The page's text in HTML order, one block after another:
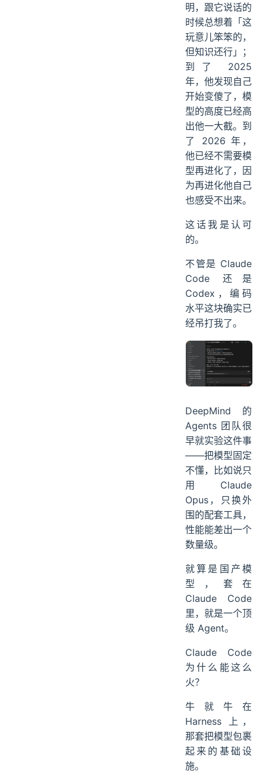
明，跟它说话的
时候总想着「这
玩意儿笨笨的，
但知识还行」；
到了 2025
年，他发现自己
开始变傻了，模
型的高度已经高
出他一大截。到
了 2026 年，
他已经不需要模
型再进化了，因
为再进化他自己
也感受不出来。
这话我是认可
的。
不管是 Claude
Code 还是
Codex，编码
水平这块确实已
经吊打我了。
DeepMind 的
Agents 团队很
早就实验这件事
——把模型固定
不懂，比如说只
用 Claude
Opus，只换外
围的配套工具，
性能能差出一个
数量级。
就算是国产模
型，套在
Claude Code
里，就是一个顶
级 Agent。
Claude Code
为什么能这么
火？
牛就牛在
Harness 上，
那套把模型包裹
起来的基础设
施。